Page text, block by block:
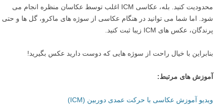
محدودیت کنید. بله، عکاسی ICM اغلب توسط عکاسان منظره انجام می
شود. اما شما می توانید در هنگام عکاسی از سوژه های ماکرو، گل ها و حتی
پرندگان، عکس های ICM زیبا ثبت کنید.
بنابراین با خیال راحت از سوژه هایی که دوست دارید عکس بگیرید!
آموزش های مرتبط:
ویدیو آموزش عکاسی با حرکت عمدی دوربین (ICM)